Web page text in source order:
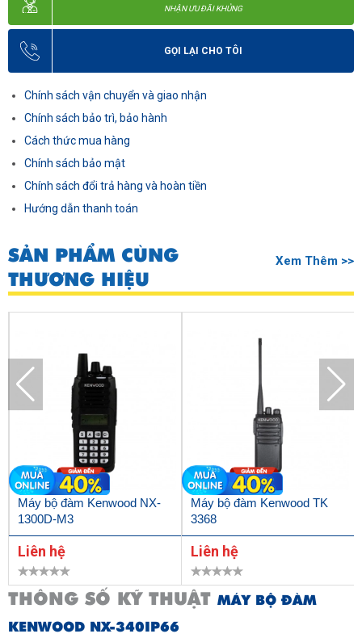
NHẬN ƯU ĐÃI KHỦNG
GỌI LẠI CHO TÔI
Chính sách vận chuyển và giao nhận
Chính sách bảo trì, bảo hành
Cách thức mua hàng
Chính sách bảo mật
Chính sách đổi trả hàng và hoàn tiền
Hướng dẫn thanh toán
SẢN PHẨM CÙNG
THƯƠNG HIỆU
Xem Thêm >>
Máy bộ đàm Kenwood NX-
1300D-M3
Liên hệ
Máy bộ đàm Kenwood TK
3368
Liên hệ
THÔNG SỐ KỸ THUẬT MÁY BỘ ĐÀM
KENWOOD NX-340IP66